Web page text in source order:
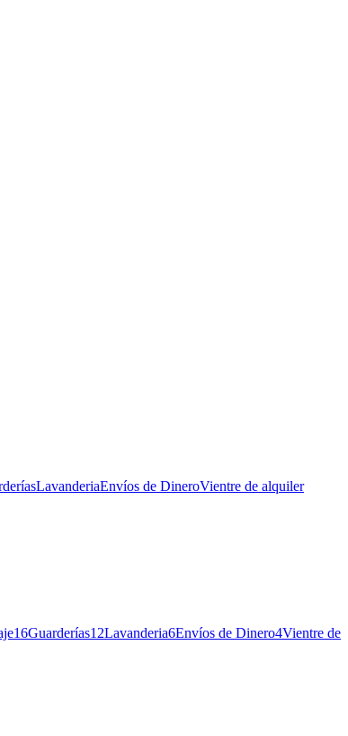
LavanderiaEnvíos de DineroVientre de alquiler
16Guarderías12Lavanderia6Envíos de Dinero4Vientre de